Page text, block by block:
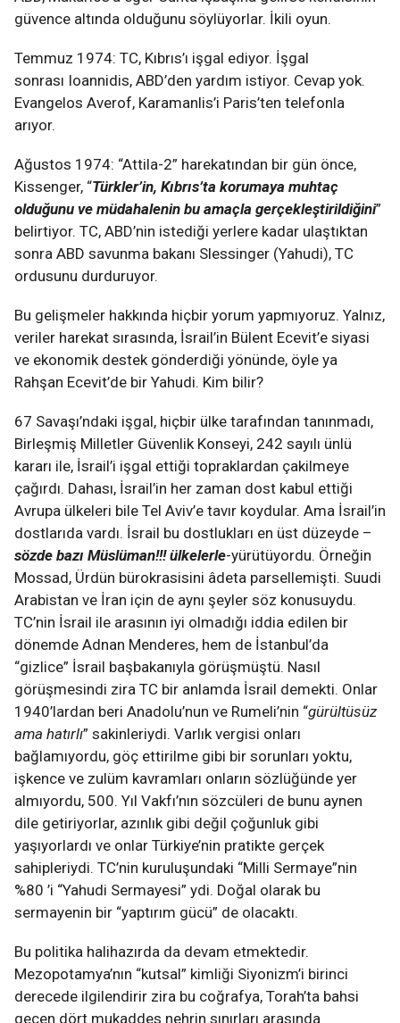
güvence altında olduğunu söylüyorlar. İkili oyun.
Temmuz 1974: TC, Kıbrıs’ı işgal ediyor. İşgal
sonrası Ioannidis, ABD’den yardım istiyor. Cevap yok.
Evangelos Averof, Karamanlis’i Paris’ten telefonla
arıyor.
Ağustos 1974: “Attila-2” harekatından bir gün önce,
Kissenger, “Türkler’in, Kıbrıs’ta korumaya muhtaç
olduğunu ve müdahalenin bu amaçla gerçekleştirildiğini”
belirtiyor. TC, ABD’nin istediği yerlere kadar ulaştıktan
sonra ABD savunma bakanı Slessinger (Yahudi), TC
ordusunu durduruyor.
Bu gelişmeler hakkında hiçbir yorum yapmıyoruz. Yalnız,
veriler harekat sırasında, İsrail’in Bülent Ecevit’e siyasi
ve ekonomik destek gönderdiği yönünde, öyle ya
Rahşan Ecevit’de bir Yahudi. Kim bilir?
67 Savaşı’ndaki işgal, hiçbir ülke tarafından tanınmadı,
Birleşmiş Milletler Güvenlik Konseyi, 242 sayılı ünlü
kararı ile, İsrail’i işgal ettiği topraklardan çakilmeye
çağırdı. Dahası, İsrail’in her zaman dost kabul ettiği
Avrupa ülkeleri bile Tel Aviv’e tavır koydular. Ama İsrail’in
dostlarıda vardı. İsrail bu dostlukları en üst düzeyde –
sözde bazı Müslüman!!! ülkelerle-yürütüyordu. Örneğin
Mossad, Ürdün bürokrasisini âdeta parsellemişti. Suudi
Arabistan ve İran için de aynı şeyler söz konusuydu.
TC’nin İsrail ile arasının iyi olmadığı iddia edilen bir
dönemde Adnan Menderes, hem de İstanbul’da
“gizlice” İsrail başbakanıyla görüşmüştü. Nasıl
görüşmesindi zira TC bir anlamda İsrail demekti. Onlar
1940’lardan beri Anadolu’nun ve Rumeli’nin “gürültüsüz
ama hatırlı” sakinleriydi. Varlık vergisi onları
bağlamıyordu, göç ettirilme gibi bir sorunları yoktu,
işkence ve zulüm kavramları onların sözlüğünde yer
almıyordu, 500. Yıl Vakfı’nın sözcüleri de bunu aynen
dile getiriyorlar, azınlık gibi değil çoğunluk gibi
yaşıyorlardı ve onlar Türkiye’nin pratikte gerçek
sahipleriydi. TC’nin kuruluşundaki “Milli Sermaye”nin
%80 ’i “Yahudi Sermayesi” ydi. Doğal olarak bu
sermayenin bir “yaptırım gücü” de olacaktı.
Bu politika halihazırda da devam etmektedir.
Mezopotamya’nın “kutsal” kimliği Siyonizm’i birinci
derecede ilgilendirir zira bu coğrafya, Torah’ta bahsi
geçen dört mukaddes nehrin sınırları arasında